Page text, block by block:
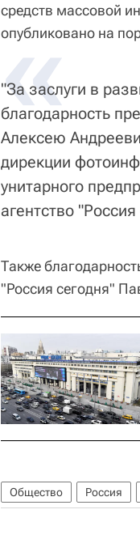
средств массовой
опубликовано на
«
"За заслуги в
благодарность
Алексею
дирекции
унитарного
агентство
Также
"Россия сегодня"
Общество Россия